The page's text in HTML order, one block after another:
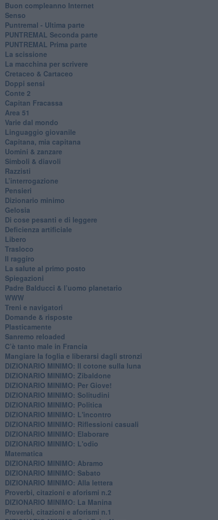
​Buon compleanno Internet
Senso
Puntremal - Ultima parte
PUNTREMAL Seconda parte
​PUNTREMAL Prima parte
La scissione
La macchina per scrivere
Cretaceo & Cartaceo
Doppi sensi
​Conte 2
​Capitan Fracassa
​Area 51
Varie dal mondo
​Linguaggio giovanile
​Capitana, mia capitana
Uomini & zanzare
​Simboli & diavoli
Razzisti
​L’interrogazione
Pensieri
​Dizionario minimo
Gelosia
Di cose pesanti e di leggere
​Deficienza artificiale
Libero
Trasloco
Il raggiro
​La salute al primo posto
Spiegazioni
Padre Balducci & l’uomo planetario
WWW
​Treni e navigatori
​Domande & risposte
​Plasticamente
Sanremo reloaded
C’è tanto male in Francia
​Mangiare la foglia e liberarsi dagli stronzi
DIZIONARIO MINIMO: Il cotone sulla luna
DIZIONARIO MINIMO: Zibaldone
DIZIONARIO MINIMO: Per Giove!
DIZIONARIO MINIMO: Solitudini
DIZIONARIO MINIMO: Politica
DIZIONARIO MINIMO: L'incontro
DIZIONARIO MINIMO: Riflessioni casuali
DIZIONARIO MINIMO: Elaborare
DIZIONARIO MINIMO: L'odio
​Matematica
DIZIONARIO MINIMO: Abramo
DIZIONARIO MINIMO: Sabato
​DIZIONARIO MINIMO: Alla lettera
Proverbi, citazioni e aforismi n.2
DIZIONARIO MINIMO: La Manina
​Proverbi, citazioni e aforismi n.1